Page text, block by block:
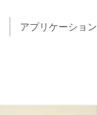
アプリケーション